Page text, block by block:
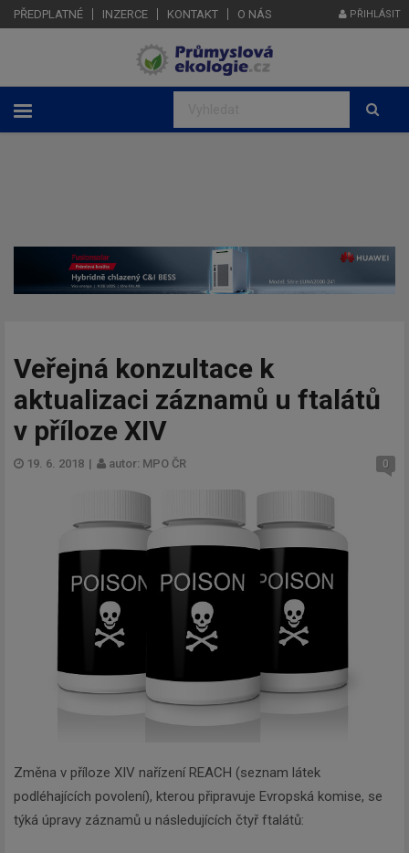
PŘEDPLATNÉ INZERCE KONTAKT O NÁS PŘIHLÁSIT
Veřejná konzultace k
aktualizaci záznamů u ftalátů
v příloze XIV
19. 6. 2018 | autor: MPO ČR 0
Změna v příloze XIV nařízení REACH (seznam látek
podléhajících povolení), kterou připravuje Evropská komise, se
týká úpravy záznamů u následujících čtyř ftalátů: